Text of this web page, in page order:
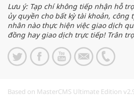
Lưu ý: Tạp chí không tiếp nhận hỗ
ủy quyền cho bất kỳ tài khoản, công
nhân nào thực hiện việc giao dịch
đồng hay giao dịch trực tiếp! Trân
Based on MasterCMS Ultimate Edition